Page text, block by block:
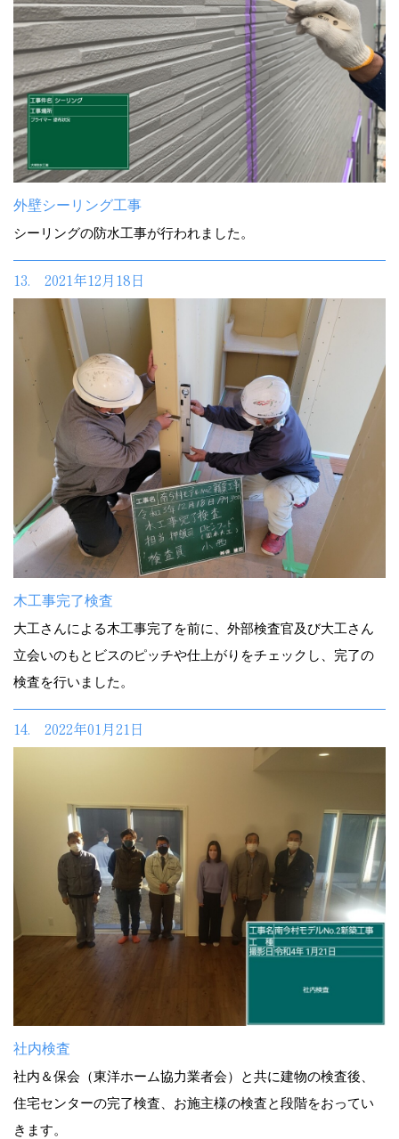
外壁シーリング工事
シーリングの防水工事が行われました。
13. 2021年12月18日
木工事完了検査
大工さんによる木工事完了を前に、外部検査官及び大工さん
立会いのもとビスのピッチや仕上がりをチェックし、完了の
検査を行いました。
14. 2022年01月21日
社内検査
社内＆保会（東洋ホーム協力業者会）と共に建物の検査後、
住宅センターの完了検査、お施主様の検査と段階をおってい
きます。